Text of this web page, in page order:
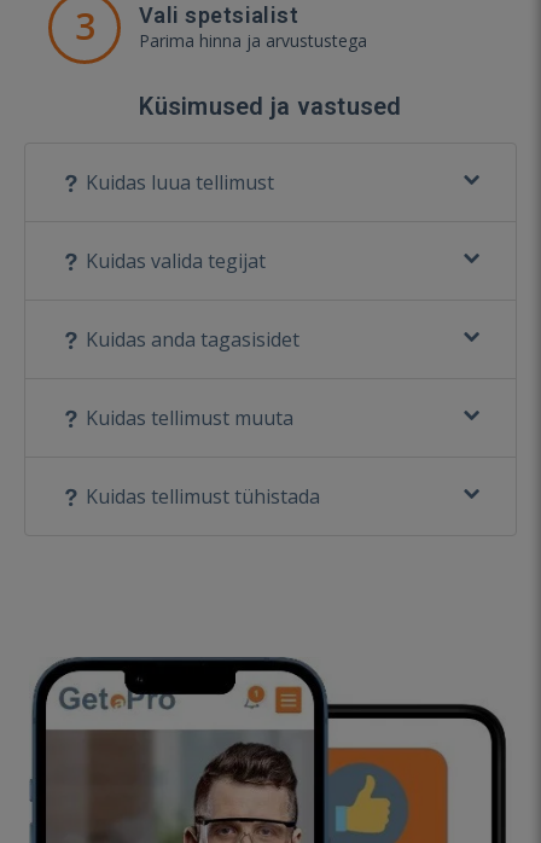
3 Vali spetsialist
Parima hinna ja arvustustega
Küsimused ja vastused
Kuidas luua tellimust
Kuidas valida tegijat
Kuidas anda tagasisidet
Kuidas tellimust muuta
Kuidas tellimust tühistada